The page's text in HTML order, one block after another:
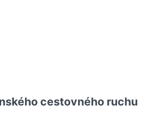
cestovného ruchu